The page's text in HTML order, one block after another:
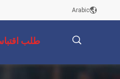
Arabic
طلب